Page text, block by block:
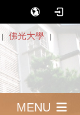
｜ 佛光大學 ｜
MENU